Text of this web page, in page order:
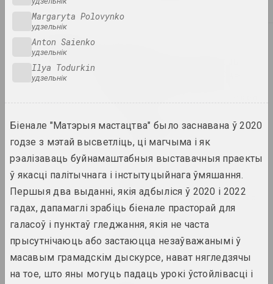
2023
ART FESTIVAL 2023
2023. штаб фестывалю
Ала Савашэвiч
Broń i chroń
2023 – 2024. персанальная выстава, выстава
Андрэй Логінаў
Charomushki Odyssey
2023. выстава
Margaryta Polovynko
удзельнік
Anton Saienko
удзельнік
Ilya Todurkin
удзельнік
Біенале "Матэрыя мастацтва" было заснавана ў 2020
годзе з мэтай высветліць, ці магчыма і як
рэалізаваць буйнамаштабныя выставачныя праекты
ў якасці палітычнага і інстытуцыйнага ўмяшання.
Першыя два выданні, якія адбыліся ў 2020 і 2022
гадах, дапамаглі зрабіць біенале прасторай для
галасоў і пунктаў гледжання, якія не часта
прысутнічаюць або застаюцца незаўважанымі ў
масавым грамадскім дыскурсе, нават нягледзячы
на ​​тое, што яны могуць падаць урокі ўстойлівасці і